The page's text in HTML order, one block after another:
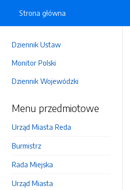
Dziennik Ustaw
Monitor Polski
Dziennik Wojewódzki
Menu przedmiotowe
Urząd Miasta Reda
Burmistrz
Rada Miejska
Urząd Miasta
Strona główna